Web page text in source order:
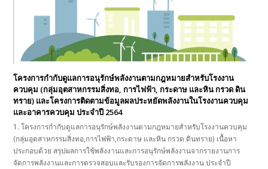
โครงการกำกับดูแลการอนุรักษ์พลังงานตามกฎหมายสำหรับโรงงาน
ควบคุม (กลุ่มอุตสาหกรรมสิ่งทอ, การไฟฟ้า, กระดาษ และหิน กรวด ดิน
ทราย) และโครงการติดตามข้อมูลผลประหยัดพลังงานในโรงงานควบคุม
และอาคารควบคุม ประจำปี 2564
1. โครงการกำกับดูแลการอนุรักษ์พลังงานตามกฎหมายสำหรับโรงงานควบคุม
(กลุ่มอุตสาหกรรมสิ่งทอ,การไฟฟ้า,กระดาษ และหิน กรวด ดินทราย) เนื้อหา
ประกอบด้วย สรุปผลการใช้พลังงานและการอนุรักษ์พลังงานจากรายงานการ
จัดการพลังงานและการตรวจสอบและรับรองการจัดการพลังงาน ประจำปี